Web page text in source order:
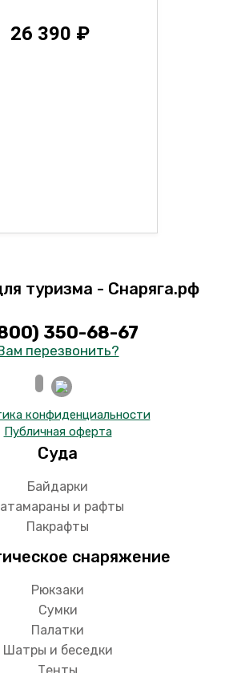
26 390 ₽
350-68-67
перезвонить?
конфиденциальности
Публичная оферта
Суда
Байдарки
и рафты
Пакрафты
снаряжение
Рюкзаки
Сумки
Палатки
Шатры и беседки